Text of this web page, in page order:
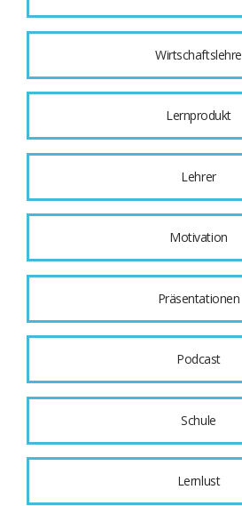
Wirtschaftslehre
Lernprodukt
Lehrer
Motivation
Präsentationen
Podcast
Schule
Lernlust